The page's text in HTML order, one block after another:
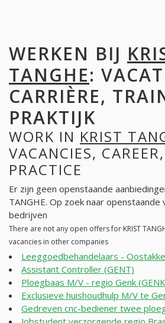
WERKEN BIJ
TANGHE:
CARRIÈRE,
PRAKTIJK
WORK IN KRIST
VACANCIES,
PRACTICE
Er zijn geen openstaande
TANGHE. Op zoek naar openstaande
bedrijven
There are not any open offers for KRIST
vacancies in other companies
Leeggoedbehandelaars -
Assistant Controller (GENT)
Ploegbaas M/V - regio Genk
Exclusieve huishoudhulp M/V te
Gedreven cnc-bediener twee